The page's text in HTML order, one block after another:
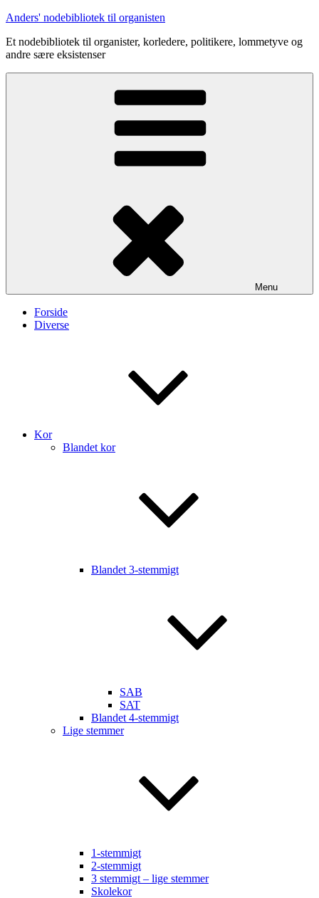
Videre
indhold
Anders' nodebibliotek til organisten
Et nodebibliotek til organister, korledere, politikere, lommetyve og
andre sære eksistenser
Menu
Forside
Diverse
Kor
Blandet kor
Blandet 3-stemmigt
SAB
SAT
Blandet 4-stemmigt
Lige stemmer
1-stemmigt
2-stemmigt
3 stemmigt – lige stemmer
Skolekor